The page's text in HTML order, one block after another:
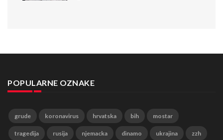
POPULARNE OZNAKE
grude koronavirus hrvatska bih mostar
tragedija rusija njemacka dinamo ukrajina zzh